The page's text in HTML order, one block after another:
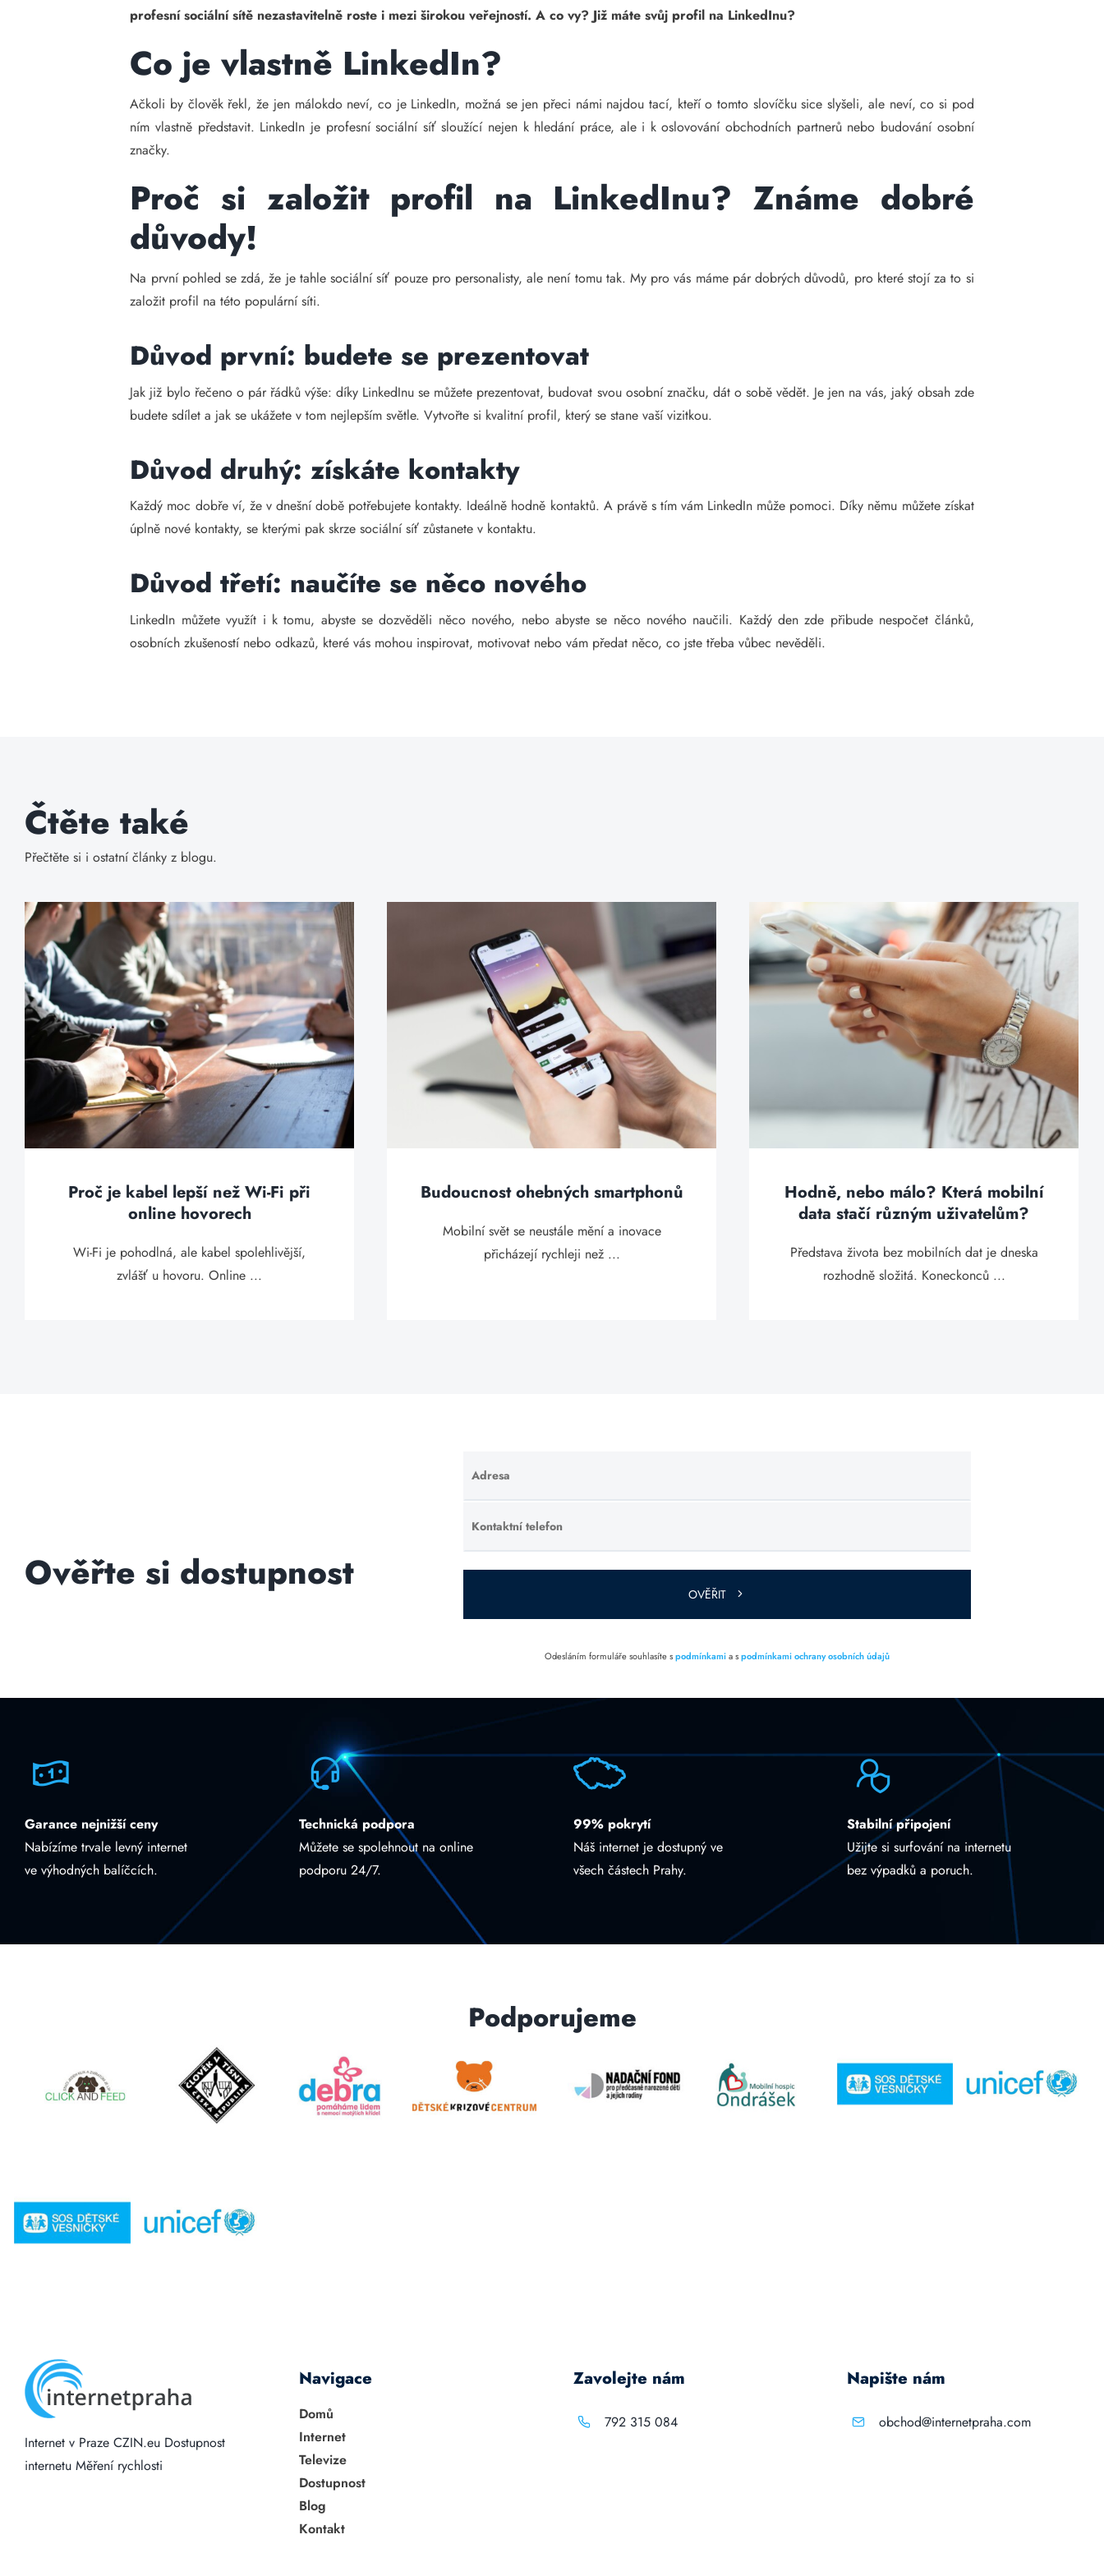
profesní sociální sítě nezastavitelně roste i mezi širokou veřejností. A co vy? Již máte svůj profil na LinkedInu?
Co je vlastně LinkedIn?
Ačkoli by člověk řekl, že jen málokdo neví, co je LinkedIn, možná se jen přeci námi najdou tací, kteří o tomto slovíčku sice slyšeli, ale neví, co si pod
ním vlastně představit. LinkedIn je profesní sociální síť sloužící nejen k hledání práce, ale i k oslovování obchodních partnerů nebo budování osobní
značky.
Proč si založit profil na LinkedInu? Známe dobré
důvody!
Na první pohled se zdá, že je tahle sociální síť pouze pro personalisty, ale není tomu tak. My pro vás máme pár dobrých důvodů, pro které stojí za to si
založit profil na této populární síti.
Důvod první: budete se prezentovat
Jak již bylo řečeno o pár řádků výše: díky LinkedInu se můžete prezentovat, budovat svou osobní značku, dát o sobě vědět. Je jen na vás, jaký obsah zde
budete sdílet a jak se ukážete v tom nejlepším světle. Vytvořte si kvalitní profil, který se stane vaší vizitkou.
Důvod druhý: získáte kontakty
Každý moc dobře ví, že v dnešní době potřebujete kontakty. Ideálně hodně kontaktů. A právě s tím vám LinkedIn může pomoci. Díky němu můžete získat
úplně nové kontakty, se kterými pak skrze sociální síť zůstanete v kontaktu.
Důvod třetí: naučíte se něco nového
LinkedIn můžete využít i k tomu, abyste se dozvěděli něco nového, nebo abyste se něco nového naučili. Každý den zde přibude nespočet článků,
osobních zkušeností nebo odkazů, které vás mohou inspirovat, motivovat nebo vám předat něco, co jste třeba vůbec nevěděli.
Čtěte také
Přečtěte si i ostatní články z blogu.
Proč je kabel lepší než Wi-Fi při
online hovorech
Wi-Fi je pohodlná, ale kabel spolehlivější,
zvlášť u hovoru. Online ...
Budoucnost ohebných smartphonů
Mobilní svět se neustále mění a inovace
přicházejí rychleji než ...
Hodně, nebo málo? Která mobilní
data stačí různým uživatelům?
Představa života bez mobilních dat je dneska
rozhodně složitá. Koneckonců ...
Ověřte si dostupnost
Adresa
Ponechte
toto pole
prázdné.
Kontaktní telefon
Ponechte
toto pole
prázdné.
OVĚŘIT
Odesláním formuláře souhlasíte spodmínkamia spodmínkami ochrany osobních údajů
Garance nejnižší ceny
Nabízíme trvale levný internet
ve výhodných balíčcích.
Technická podpora
Můžete se spolehnout na online
podporu 24/7.
99% pokrytí
Náš internet je dostupný ve
všech částech Prahy.
Stabilní připojení
Užijte si surfování na internetu
bez výpadků a poruch.
Podporujeme
Internet v Praze CZIN.eu Dostupnost
internetu Měření rychlosti
Navigace
Domů
Internet
Televize
Dostupnost
Blog
Kontakt
Zavolejte nám
792 315 084
Napište nám
obchod@internetpraha.com